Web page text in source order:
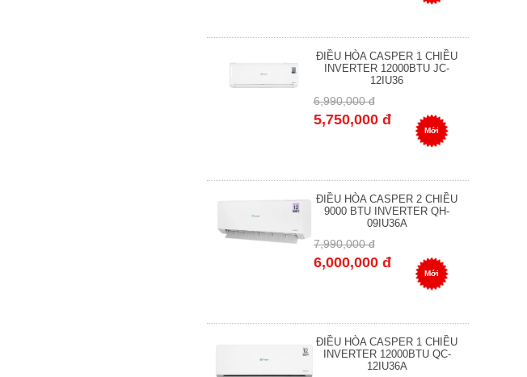
ĐIỀU HÒA CASPER 1 CHIỀU
INVERTER 12000BTU JC-
12IU36
6,990,000 đ
5,750,000 đ
Mới
ĐIỀU HÒA CASPER 2 CHIỀU
9000 BTU INVERTER QH-
09IU36A
7,990,000 đ
6,000,000 đ
Mới
ĐIỀU HÒA CASPER 1 CHIỀU
INVERTER 12000BTU QC-
12IU36A